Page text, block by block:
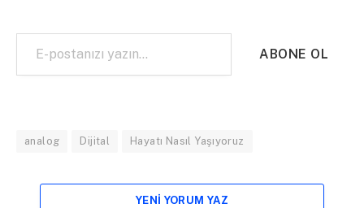
E-postanızı yazın…
ABONE OL
analog Dijital Hayatı Nasıl Yaşıyoruz
YENI YORUM YAZ